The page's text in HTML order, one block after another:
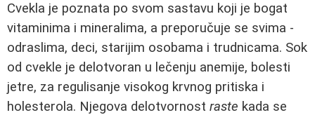
Cvekla je poznata po svom sastavu koji je bogat
vitaminima i mineralima, a preporučuje se svima -
odraslima, deci, starijim osobama i trudnicama. Sok
od cvekle je delotvoran u lečenju anemije, bolesti
jetre, za regulisanje visokog krvnog pritiska i
holesterola. Njegova delotvornost raste kada se